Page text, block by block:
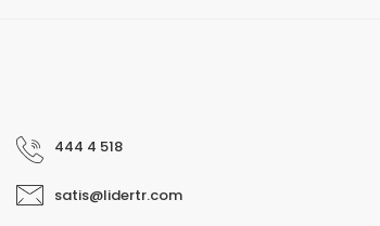
444 4 518
satis@lidertr.com